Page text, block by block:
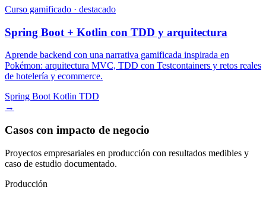
Curso gamificado · destacado
Spring Boot + Kotlin con TDD y arquitectura
Aprende backend con una narrativa gamificada inspirada en
Pokémon: arquitectura MVC, TDD con Testcontainers y retos reales
de hotelería y ecommerce.
Spring Boot Kotlin TDD
→
Casos con impacto de negocio
Proyectos empresariales en producción con resultados medibles y
caso de estudio documentado.
Producción